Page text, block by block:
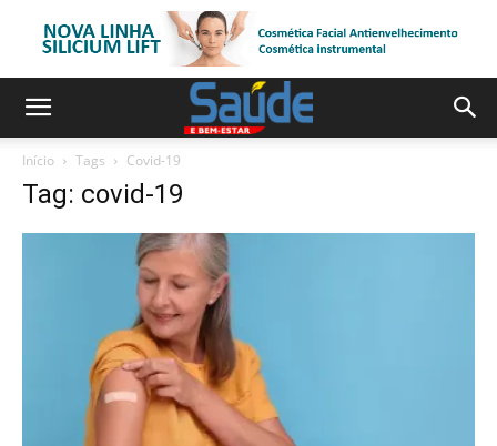
Início Tags Covid-19
Tag: covid-19